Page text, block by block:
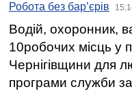
Робота без бар’єрів
Водій, охоронник,
10робочих місць у
Чернігівщини для
програми служби